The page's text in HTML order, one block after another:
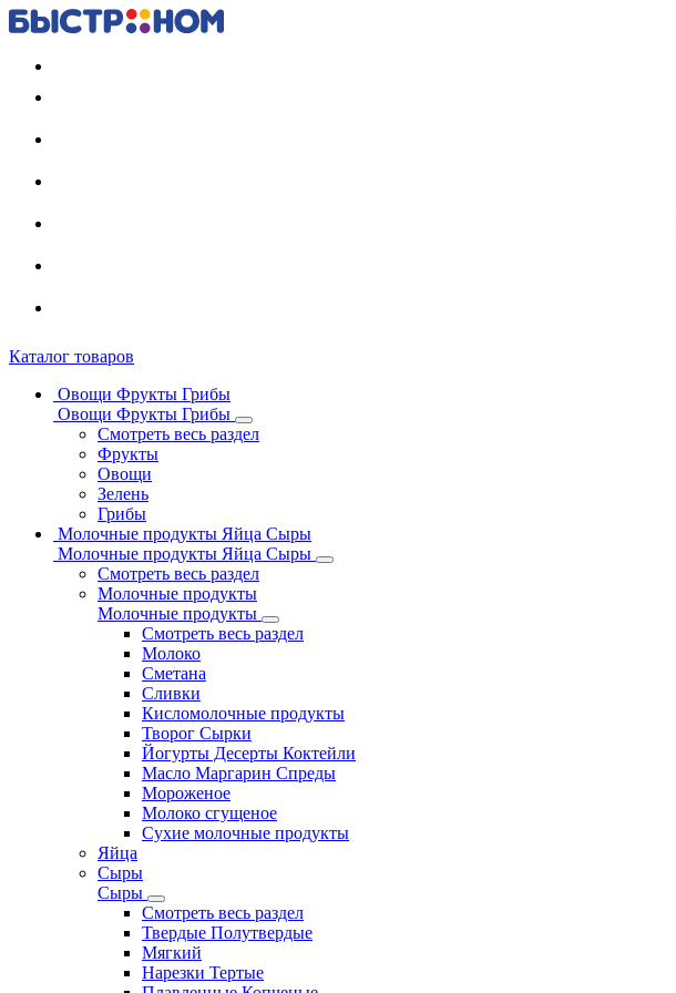
Каталог товаров
Овощи Фрукты Грибы
Овощи Фрукты Грибы
Смотреть весь раздел
Фрукты
Овощи
Зелень
Грибы
Молочные продукты Яйца Сыры
Молочные продукты Яйца Сыры
Смотреть весь раздел
Молочные продукты
Молочные продукты
Смотреть весь раздел
Молоко
Сметана
Сливки
Кисломолочные продукты
Творог Сырки
Йогурты Десерты Коктейли
Масло Маргарин Спреды
Мороженое
Молоко сгущеное
Сухие молочные продукты
Яйца
Сыры
Сыры
Смотреть весь раздел
Твердые Полутвердые
Мягкий
Нарезки Тертые